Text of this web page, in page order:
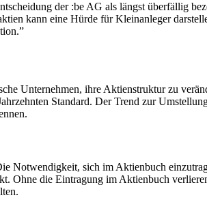
der :be AG als längst überfällig
kann eine Hürde für Kleinanleger
Unternehmen, ihre Aktienstruktur zu
Standard. Der Trend zur
Notwendigkeit, sich im Aktienbuch
Ohne die Eintragung im Aktienbuch